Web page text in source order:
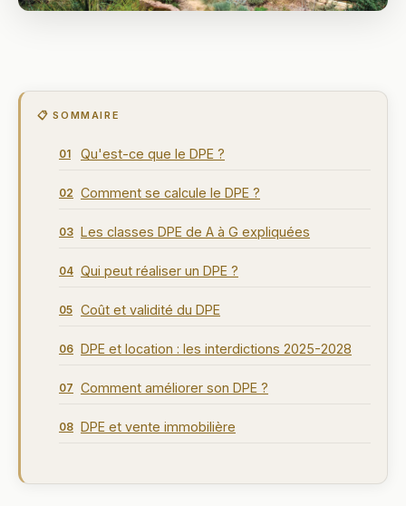
📋 SOMMAIRE
01 Qu'est-ce que le DPE ?
02 Comment se calcule le DPE ?
03 Les classes DPE de A à G expliquées
04 Qui peut réaliser un DPE ?
05 Coût et validité du DPE
06 DPE et location : les interdictions 2025-2028
07 Comment améliorer son DPE ?
08 DPE et vente immobilière